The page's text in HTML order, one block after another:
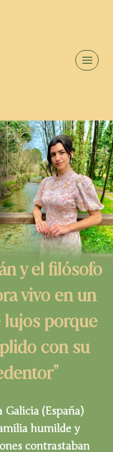
y el filósofo
vivo en un
lujos porque
con su
(España)
humilde y
contrastaban